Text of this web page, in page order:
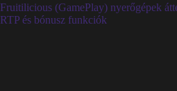
Fruitilicious (GamePlay) nyerőgépek
RTP és bónusz funkciók